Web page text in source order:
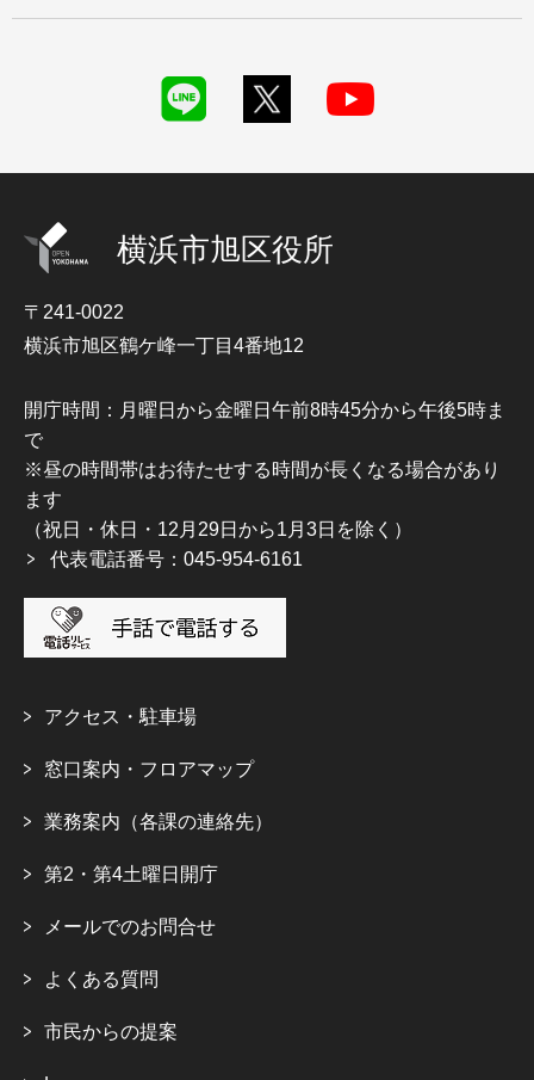
横浜市旭区役所
〒241-0022
横浜市旭区鶴ケ峰一丁目4番地12
開庁時間：月曜日から金曜日午前8時45分から午後5時ま
で
※昼の時間帯はお待たせする時間が長くなる場合があり
ます
（祝日・休日・12月29日から1月3日を除く）
代表電話番号：045-954-6161
アクセス・駐車場
窓口案内・フロアマップ
業務案内（各課の連絡先）
第2・第4土曜日開庁
メールでのお問合せ
よくある質問
市民からの提案